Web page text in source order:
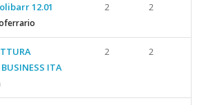
12.01 2 2
ITA
2 2